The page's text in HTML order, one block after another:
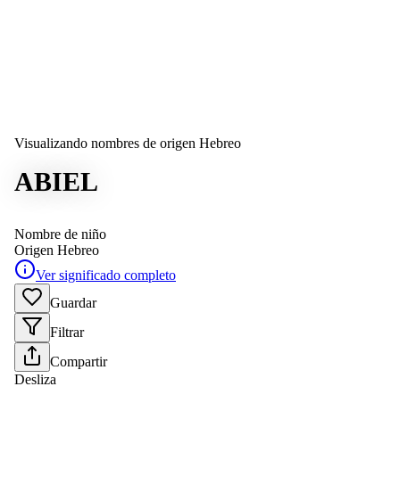
Visualizando nombres de origen Hebreo
ABIEL
Nombre de niño
Origen Hebreo
Ver significado completo
Guardar
Filtrar
Compartir
Desliza